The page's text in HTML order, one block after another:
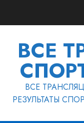
ВСЕ
ВСЕ
РЕЗУЛЬТАТЫ